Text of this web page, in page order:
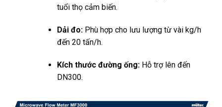
tuổi thọ cảm biến.
Dải đo:Phù hợp cho lưu lượng từ vài kg/h
đến 20 tấn/h.
Kích thước đường ống:Hỗ trợ lên đến
DN300.